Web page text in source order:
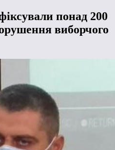
понад 200
виборчого